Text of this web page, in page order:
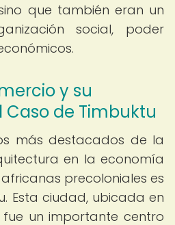
que también eran un
social, poder
y su
Caso de Timbuktu
más destacados de la
en la economía
precoloniales es
Esta ciudad, ubicada en
un importante centro